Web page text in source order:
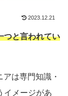
2023.12.21
つと言われてい
は専門知識・
イメージがあ